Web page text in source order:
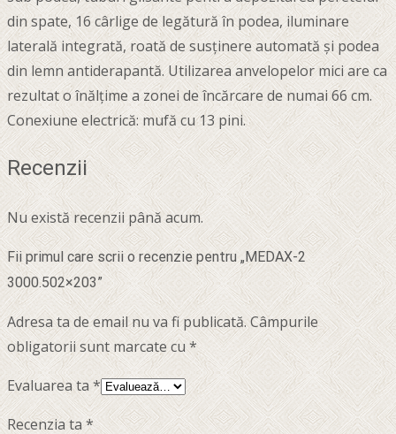
din spate, 16 cârlige de legătură în podea, iluminare
laterală integrată, roată de susținere automată și podea
din lemn antiderapantă. Utilizarea anvelopelor mici are ca
rezultat o înălțime a zonei de încărcare de numai 66 cm.
Conexiune electrică: mufă cu 13 pini.
Recenzii
Nu există recenzii până acum.
Fii primul care scrii o recenzie pentru „MEDAX-2
3000.502×203”
Adresa ta de email nu va fi publicată. Câmpurile
obligatorii sunt marcate cu*
Evaluarea ta*
Recenzia ta*